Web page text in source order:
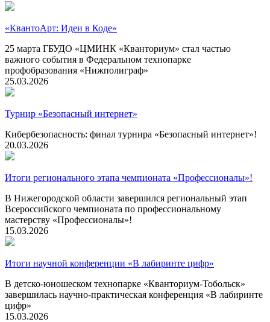
«КвантоАрт: Идеи в Коде»
25 марта ГБУДО «ЦМИНК «Кванториум» стал частью
важного события в Федеральном технопарке
профобразования «Нижполиграф»
25.03.2026
Турнир «Безопасный интернет»
Кибербезопасность: финал турнира «Безопасный интернет»!
20.03.2026
Итоги регионального этапа чемпионата «Профессионалы»!
В Нижегородской области завершился региональный этап
Всероссийского чемпионата по профессиональному
мастерству «Профессионалы»!
15.03.2026
Итоги научной конференции «В лабиринте цифр»
В детско-юношеском технопарке «Кванториум-Тобольск»
завершилась научно-практическая конференция «В лабиринте
цифр»
15.03.2026